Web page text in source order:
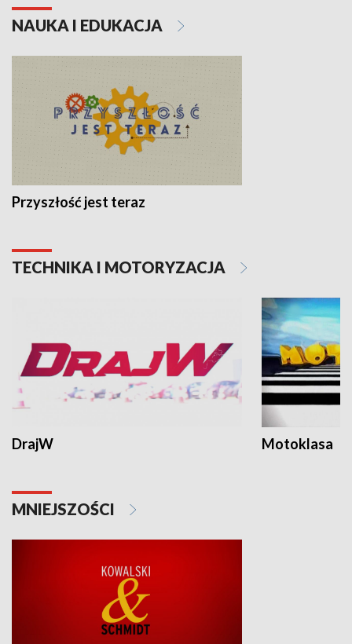
NAUKA I EDUKACJA
Przyszłość jest teraz
TECHNIKA I MOTORYZACJA
DrajW Motoklasa
MNIEJSZOŚCI